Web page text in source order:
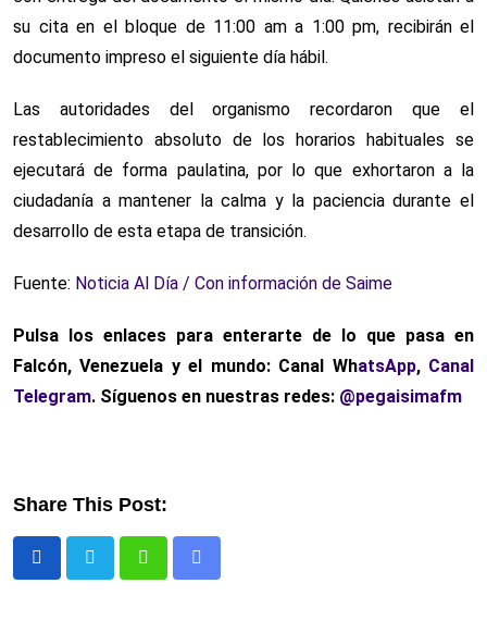
su cita en el bloque de 11:00 am a 1:00 pm, recibirán el
documento impreso el siguiente día hábil.
Las autoridades del organismo recordaron que el
restablecimiento absoluto de los horarios habituales se
ejecutará de forma paulatina, por lo que exhortaron a la
ciudadanía a mantener la calma y la paciencia durante el
desarrollo de esta etapa de transición.
Fuente: Noticia Al Día / Con información de Saime
Pulsa los enlaces para enterarte de lo que pasa en
Falcón, Venezuela y el mundo: Canal WhatsApp, Canal
Telegram. Síguenos en nuestras redes: @pegaisimafm
Share This Post: